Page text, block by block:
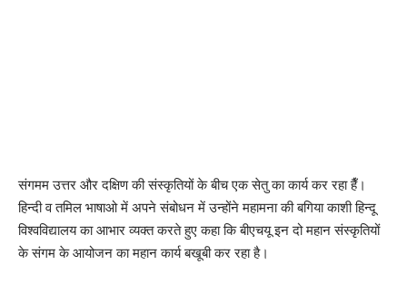
संगमम उत्तर और दक्षिण की संस्कृतियों के बीच एक सेतु का कार्य कर रहा हैँ।
हिन्दी व तमिल भाषाओ में अपने संबोधन में उन्होंने महामना की बगिया काशी हिन्दू
विश्वविद्यालय का आभार व्यक्त करते हुए कहा कि बीएचयू इन दो महान संस्कृतियों
के संगम के आयोजन का महान कार्य बखूबी कर रहा है।